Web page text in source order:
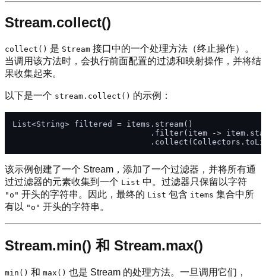
Stream.collect()
collect() 是 Stream 接口中的一个处理方法（终止操作）。
当调用该方法时，会执行前面配置的过滤和映射操作，并将结
果收集起来。
以下是一个 stream.collect() 的示例：
List<String> filtered = items.stream()
.filter(item ->
该示例创建了一个 Stream，添加了一个过滤器，并将所有通
过过滤器的元素收集到一个 List 中。过滤器只保留以字符
"o" 开头的字符串。因此，最终的 List 包含 items 集合中所
有以 "o" 开头的字符串。
Stream.min() 和 Stream.max()
min() 和 max() 也是 Stream 的处理方法。一旦调用它们，